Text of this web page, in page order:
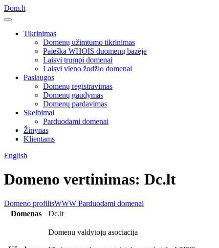
Dom.lt
Tikrinimas
Domenų užimtumo tikrinimas
Paieška WHOIS duomenų bazėje
Laisvi trumpi domenai
Laisvi vieno žodžio domenai
Paslaugos
Domenų registravimas
Domenų gaudymas
Domenų pardavimas
Skelbimai
Parduodami domenai
Žinynas
Klientams
English
Domeno vertinimas: Dc.lt
Domeno profilisWWW Parduodami domenai
Domenas
Dc.lt
Domenų valdytojų asociacija